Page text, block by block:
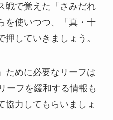
戦で覚えた「さみだれ
を使いつつ、「真・十
していきましょう。
ために必要なリーフは
ーフを緩和する情報も
協力してもらいましょ